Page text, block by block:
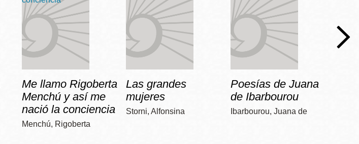
Me llamo Rigoberta
Menchú y así me
nació la conciencia
Menchú, Rigoberta
Las grandes
mujeres
Storni, Alfonsina
Poesías de Juana
de Ibarbourou
Ibarbourou, Juana de